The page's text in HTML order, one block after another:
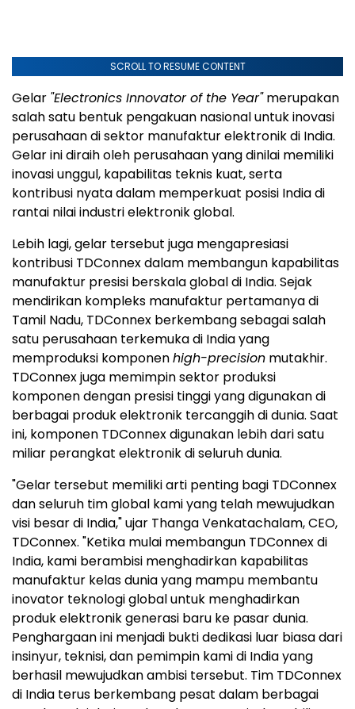
SCROLL TO RESUME CONTENT
Gelar "Electronics Innovator of the Year"merupakan
salah satu bentuk pengakuan nasional untuk inovasi
perusahaan di sektor manufaktur elektronik di India.
Gelar ini diraih oleh perusahaan yang dinilai memiliki
inovasi unggul, kapabilitas teknis kuat, serta
kontribusi nyata dalam memperkuat posisi India di
rantai nilai industri elektronik global.
Lebih lagi, gelar tersebut juga mengapresiasi
kontribusi TDConnex dalam membangun kapabilitas
manufaktur presisi berskala global di India. Sejak
mendirikan kompleks manufaktur pertamanya di
Tamil Nadu, TDConnex berkembang sebagai salah
satu perusahaan terkemuka di India yang
memproduksi komponenhigh-precision mutakhir.
TDConnex juga memimpin sektor produksi
komponen dengan presisi tinggi yang digunakan di
berbagai produk elektronik tercanggih di dunia. Saat
ini, komponen TDConnex digunakan lebih dari satu
miliar perangkat elektronik di seluruh dunia.
"Gelar tersebut memiliki arti penting bagi TDConnex
dan seluruh tim global kami yang telah mewujudkan
visi besar di India," ujar Thanga Venkatachalam, CEO,
TDConnex. "Ketika mulai membangun TDConnex di
India, kami berambisi menghadirkan kapabilitas
manufaktur kelas dunia yang mampu membantu
inovator teknologi global untuk menghadirkan
produk elektronik generasi baru ke pasar dunia.
Penghargaan ini menjadi bukti dedikasi luar biasa dari
insinyur, teknisi, dan pemimpin kami di India yang
berhasil mewujudkan ambisi tersebut. Tim TDConnex
di India terus berkembang pesat dalam berbagai